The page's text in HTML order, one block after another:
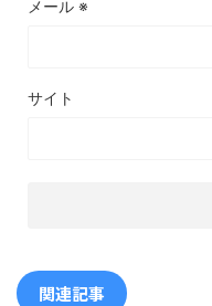
メール ※
サイト
関連記事